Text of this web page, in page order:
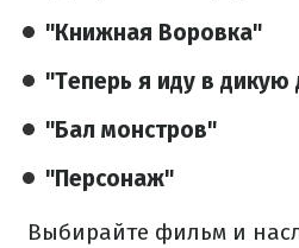
"Книжная Воровка"
"Теперь я иду в дикую
"Бал монстров"
"Персонаж"
Выбирайте фильм и